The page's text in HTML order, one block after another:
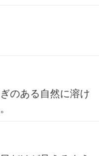
のある自然に溶け